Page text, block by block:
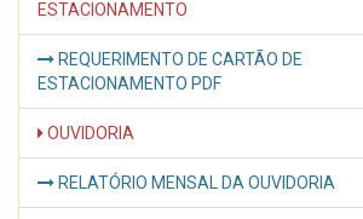
ESTACIONAMENTO
REQUERIMENTO DE CARTÃO DE
ESTACIONAMENTO PDF
OUVIDORIA
RELATÓRIO MENSAL DA OUVIDORIA